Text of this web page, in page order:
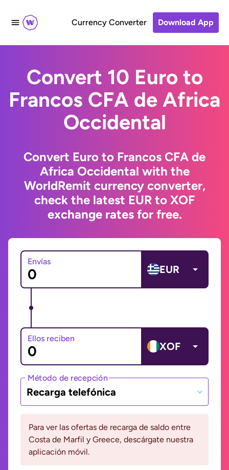
Currency Converter Download App
Convert 10 Euro to
Francos CFA de Africa
Occidental
Convert Euro to Francos CFA de
Africa Occidental with the
WorldRemit currency converter,
check the latest EUR to XOF
exchange rates for free.
Envías
EUR
Ellos reciben
XOF
Método de recepción
Recarga telefónica
Para ver las ofertas de recarga de saldo entre
Costa de Marfil y Greece, descárgate nuestra
aplicación móvil.